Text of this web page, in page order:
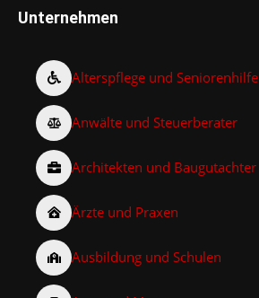
Unternehmen
Alterspflege und Seniorenhilfe
Anwälte und Steuerberater
Architekten und Baugutachter
Ärzte und Praxen
Ausbildung und Schulen